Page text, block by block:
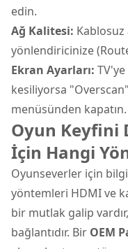
edin.
Ağ Kalitesi:
yönlendiricinize
Ekran Ayarları:
kesiliyorsa
menüsünden kapatın.
Oyun Keyfini
İçin Hangi
Oyunseverler için
yöntemleri HDMI ve
bir mutlak galip
bağlantıdır. Bir OEM